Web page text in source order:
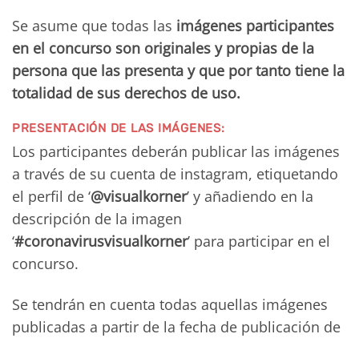
Se asume que todas las imágenes participantes
en el concurso son originales y propias de la
persona que las presenta y que por tanto tiene la
totalidad de sus derechos de uso.
PRESENTACIÓN DE LAS IMÁGENES:
Los participantes deberán publicar las imágenes
a través de su cuenta de instagram, etiquetando
el perfil de ‘@visualkorner’ y añadiendo en la
descripción de la imagen
‘#coronavirusvisualkorner’ para participar en el
concurso.
Se tendrán en cuenta todas aquellas imágenes
publicadas a partir de la fecha de publicación de